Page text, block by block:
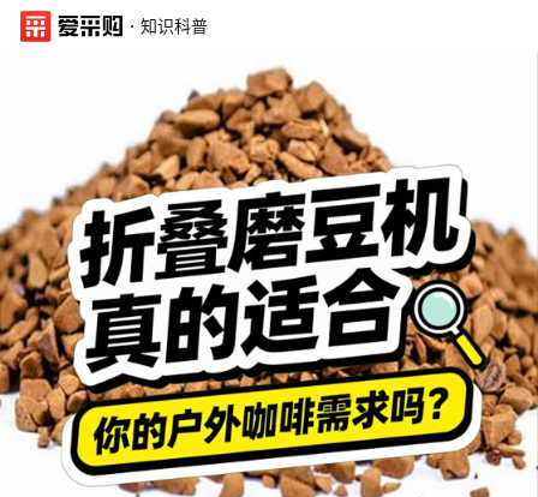
· 知识科普